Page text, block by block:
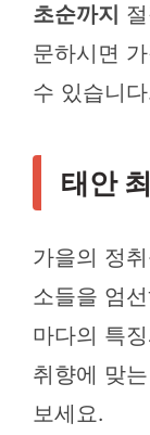
초순까지
문하시면
수 있습니
태안
가을의 정
소들을 엄
마다의 특
취향에 맞
보세요.